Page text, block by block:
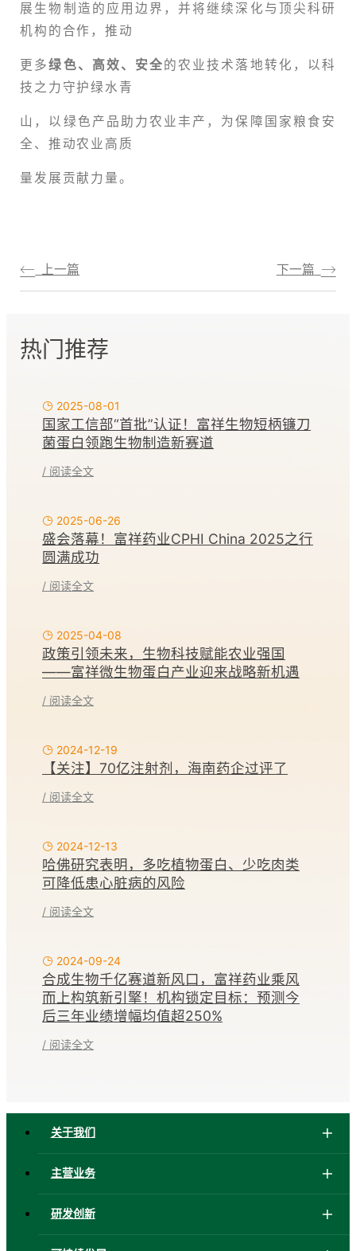
展生物制造的应用边界，并将继续深化与顶尖科研
机构的合作，推动
更多绿色、高效、安全的农业技术落地转化，以科
技之力守护绿水青
山，以绿色产品助力农业丰产，为保障国家粮食安
全、推动农业高质
量发展贡献力量。
上一篇 下一篇
热门推荐
2025-08-01
国家工信部“首批”认证！富祥生物短柄镰刀
菌蛋白领跑生物制造新赛道
/ 阅读全文
2025-06-26
盛会落幕！富祥药业CPHI China 2025之行
圆满成功
/ 阅读全文
2025-04-08
政策引领未来，生物科技赋能农业强国
——富祥微生物蛋白产业迎来战略新机遇
/ 阅读全文
2024-12-19
【关注】70亿注射剂，海南药企过评了
/ 阅读全文
2024-12-13
哈佛研究表明，多吃植物蛋白、少吃肉类
可降低患心脏病的风险
/ 阅读全文
2024-09-24
合成生物千亿赛道新风口，富祥药业乘风
而上构筑新引擎！机构锁定目标：预测今
后三年业绩增幅均值超250%
/ 阅读全文
关于我们
主营业务
研发创新